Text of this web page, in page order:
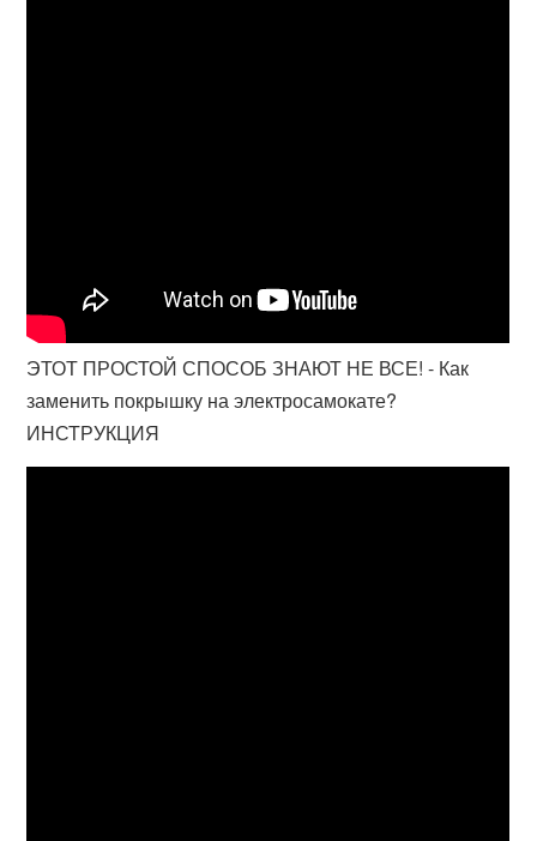
ЭТОТ ПРОСТОЙ СПОСОБ ЗНАЮТ НЕ ВСЕ! - Как
заменить покрышку на электросамокате?
ИНСТРУКЦИЯ